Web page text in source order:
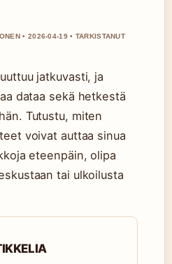
• 2026-04-19 • TARKISTANUT
jatkuvasti, ja
dataa sekä hetkestä
Tutustu, miten
voivat auttaa sinua
eteenpäin, olipa
tai ulkoilusta